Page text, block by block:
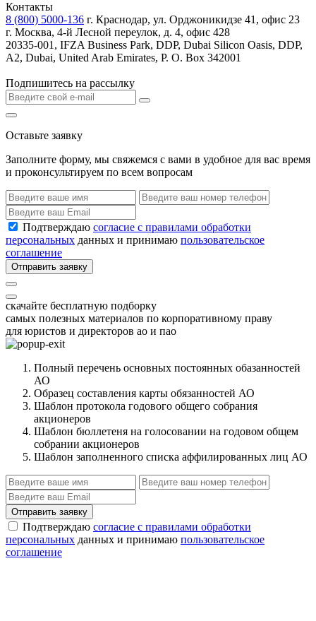
Контакты
8 (800) 5000-136 г. Краснодар, ул. Орджоникидзе 41, офис 23
г. Москва, 4-й Лесной переулок, д. 4, офис 428
20335-001, IFZA Business Park, DDP, Dubai Silicon Oasis, DDP,
A2, Dubai, United Arab Emirates, P. O. Box 342001
Подпишитесь на рассылку
Оставьте заявку
Заполните форму, мы свяжемся с вами в удобное для вас время
и проконсультируем по всем вопросам
Подтверждаю согласие с правилами обработки
персональных данных и принимаю пользовательское
соглашение
Отправить заявку
скачайте бесплатную подборку
самых полезных материалов по корпоративному праву
для юристов и директоров ао и пао
Полный перечень основных постоянных обазанностей
АО
Образец составления карты обязанностей АО
Шаблон протокола годового общего собрания
акционеров
Шаблон бюллетеня на голосовании на годовом общем
собрании акционеров
Шаблон заполненного списка аффилированных лиц АО
Отправить заявку
Подтверждаю согласие с правилами обработки
персональных данных и принимаю пользовательское
соглашение